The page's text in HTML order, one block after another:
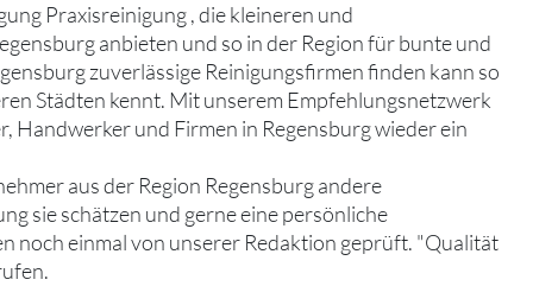
Praxisreinigung , die kleineren und
anbieten und so in der Region für bunte und
zuverlässige Reinigungsfirmen finden kann so
Städten kennt. Mit unserem Empfehlungsnetzwerk
Handwerker und Firmen in Regensburg wieder ein
aus der Region Regensburg andere
sie schätzen und gerne eine persönliche
noch einmal von unserer Redaktion geprüft. "Qualität